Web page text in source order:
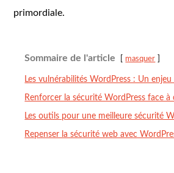
primordiale.
Sommaire de l'article masquer
Les vulnérabilités WordPress : Un
Renforcer la sécurité WordPress face à
Les outils pour une meilleure sécurité
Repenser la sécurité web avec